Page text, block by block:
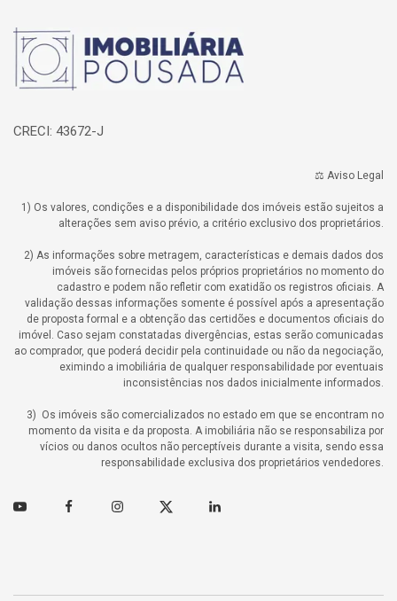
Página inicial
CRECI: 43672-J
⚖️ Aviso Legal
1) Os valores, condições e a disponibilidade dos imóveis estão sujeitos a
alterações sem aviso prévio, a critério exclusivo dos proprietários.
2) As informações sobre metragem, características e demais dados dos
imóveis são fornecidas pelos próprios proprietários no momento do
cadastro e podem não refletir com exatidão os registros oficiais. A
validação dessas informações somente é possível após a apresentação
de proposta formal e a obtenção das certidões e documentos oficiais do
imóvel. Caso sejam constatadas divergências, estas serão comunicadas
ao comprador, que poderá decidir pela continuidade ou não da negociação,
eximindo a imobiliária de qualquer responsabilidade por eventuais
inconsistências nos dados inicialmente informados.
3) Os imóveis são comercializados no estado em que se encontram no
momento da visita e da proposta. A imobiliária não se responsabiliza por
vícios ou danos ocultos não perceptíveis durante a visita, sendo essa
responsabilidade exclusiva dos proprietários vendedores.
Youtube FacebookInstagramTwitter Linkedin